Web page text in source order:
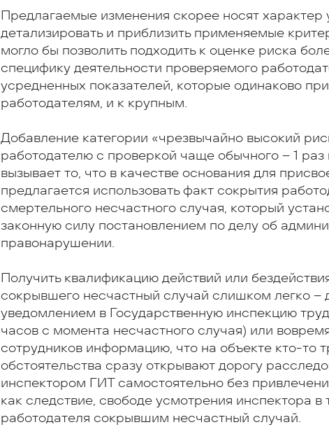
Предлагаемые изменения скорее носят характер
детализировать и приблизить применяемые
могло бы позволить подходить к оценке риска
специфику деятельности проверяемого
усредненных показателей, которые одинаково
работодателям, и к крупным.
Добавление категории «чрезвычайно высокий
работодателю с проверкой чаще обычного – 1 раз
вызывает то, что в качестве основания для
предлагается использовать факт сокрытия
смертельного несчастного случая, который
законную силу постановлением по делу об
правонарушении.
Получить квалификацию действий или
сокрывшего несчастный случай слишком легко –
уведомлением в Государственную инспекцию
часов с момента несчастного случая) или
сотрудников информацию, что на объекте кто-то
обстоятельства сразу открывают дорогу
инспектором ГИТ самостоятельно без
как следствие, свободе усмотрения инспектора в
работодателя сокрывшим несчастный случай.